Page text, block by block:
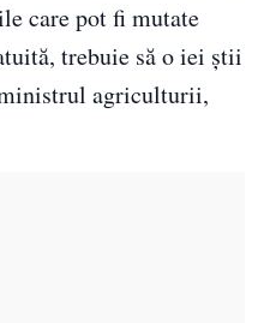
care pot fi mutate
trebuie să o iei știi
agriculturii,